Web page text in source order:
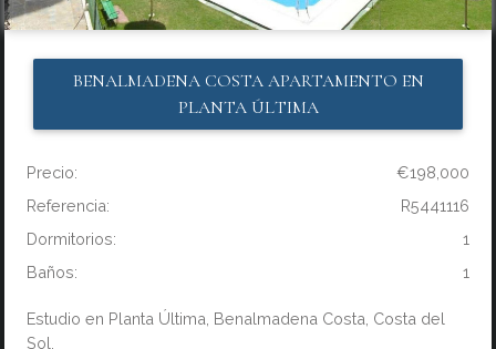
BENALMADENA COSTA APARTAMENTO EN
PLANTA ÚLTIMA
Precio:
€198,000
Referencia:
R5441116
Dormitorios:
1
Baños:
1
Estudio en Planta Última, Benalmadena Costa, Costa del
Sol.